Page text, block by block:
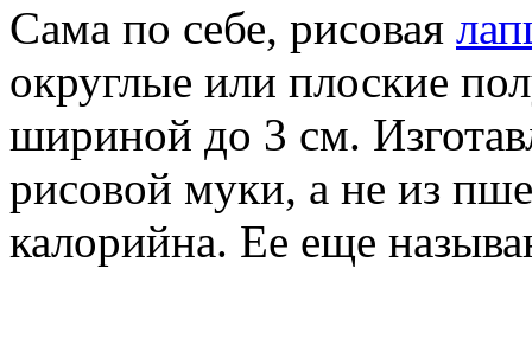
Сама по себе, рисовая
округлые или плоские
шириной до 3 см.
рисовой муки, а не из
калорийна. Ее еще